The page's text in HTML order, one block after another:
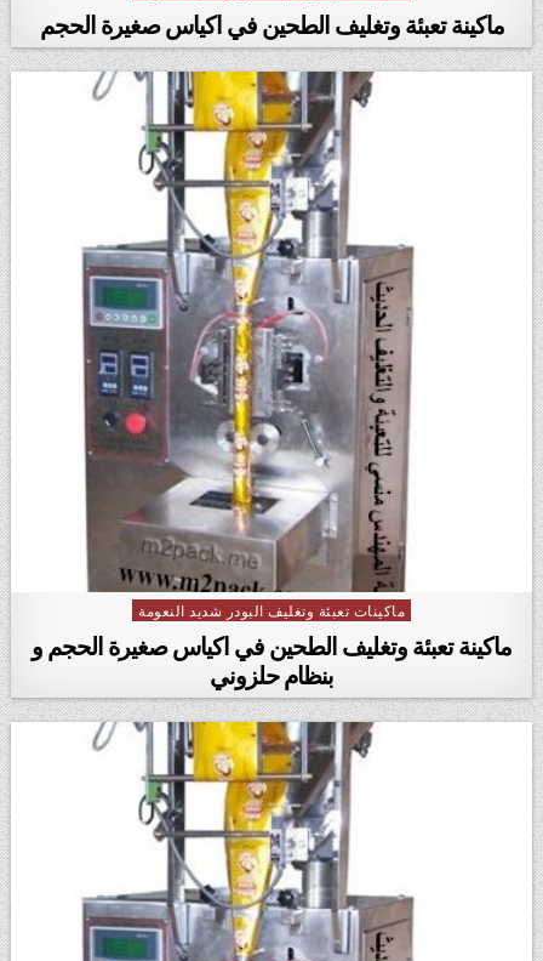
ماكينة تعبئة وتغليف الطحين في اكياس صغيرة الحجم
Posted in
ماكينات تعبئة وتغليف البودر شديد النعومة
ماكينة تعبئة وتغليف الطحين في اكياس صغيرة الحجم و
بنظام حلزوني